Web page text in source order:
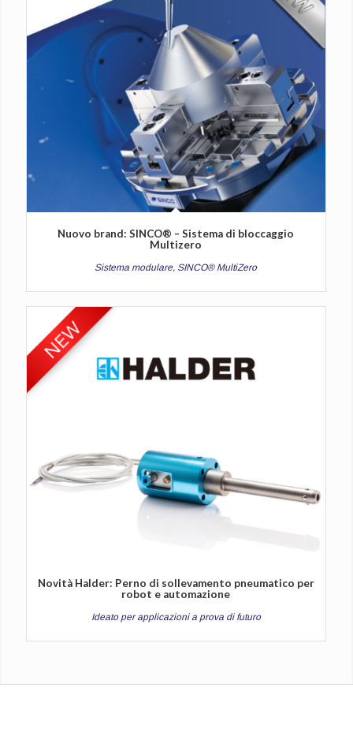
Nuovo brand: SINCO® – Sistema di bloccaggio
Multizero
Sistema modulare, SINCO® MultiZero
Novità Halder: Perno di sollevamento pneumatico per
robot e automazione
Ideato per applicazioni a prova di futuro